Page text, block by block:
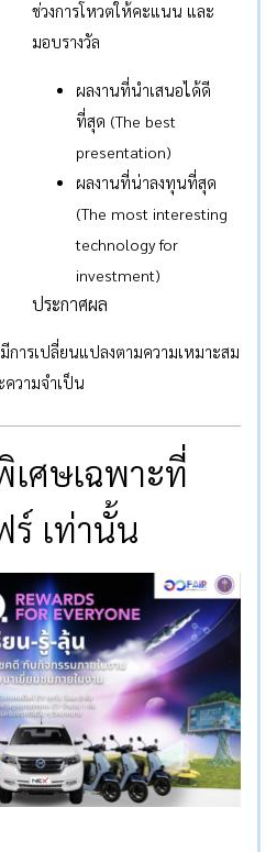
ช่วงการโหวตให้คะแนน และ
มอบรางวัล
ผลงานที่นำเสนอได้ดี
ที่สุด (The best
presentation)
ผลงานที่น่าลงทุนที่สุด
(The most interesting
technology for
investment)
ประกาศผล
ารเปลี่ยนแปลงตามความเหมาะสม
ความจำเป็น
เศษเฉพาะที่
ร์ เท่านั้น